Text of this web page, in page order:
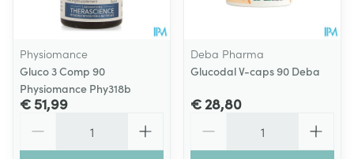
Physiomance
Gluco 3 Comp 90
Physiomance Phy318b
€ 51,99
Deba Pharma
Glucodal V-caps 90 Deba
€ 28,80